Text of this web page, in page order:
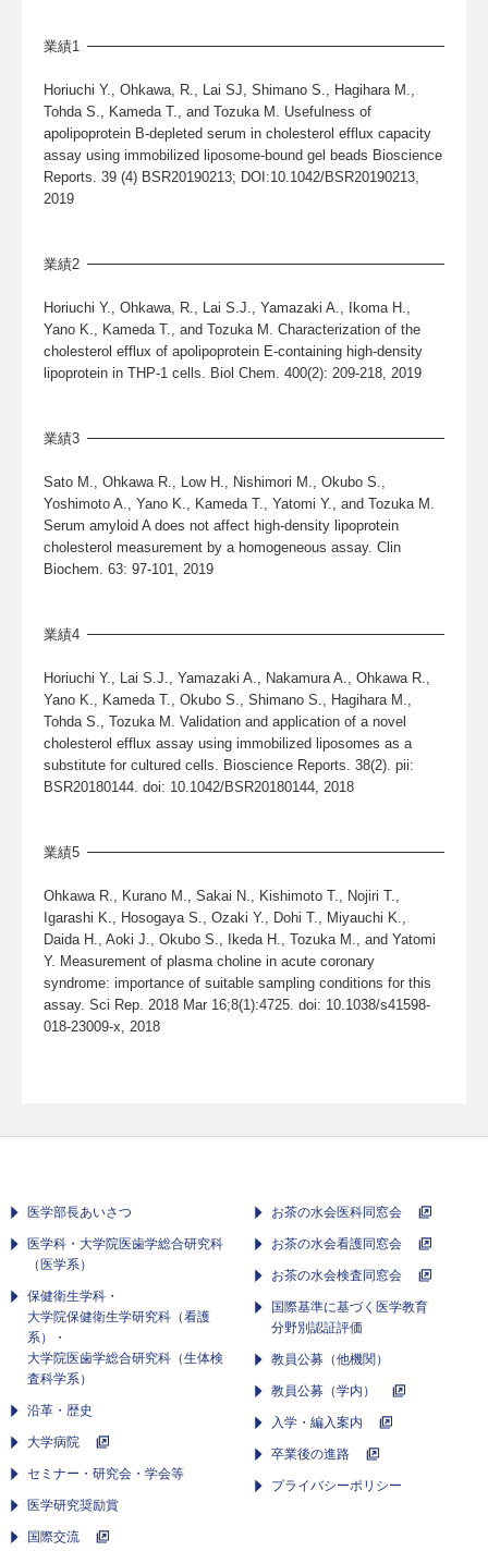
業績1
Horiuchi Y., Ohkawa, R., Lai SJ, Shimano S., Hagihara M.,
Tohda S., Kameda T., and Tozuka M. Usefulness of
apolipoprotein B-depleted serum in cholesterol efflux capacity
assay using immobilized liposome-bound gel beads Bioscience
Reports. 39 (4) BSR20190213; DOI:10.1042/BSR20190213,
2019
業績2
Horiuchi Y., Ohkawa, R., Lai S.J., Yamazaki A., Ikoma H.,
Yano K., Kameda T., and Tozuka M. Characterization of the
cholesterol efflux of apolipoprotein E-containing high-density
lipoprotein in THP-1 cells. Biol Chem. 400(2): 209-218, 2019
業績3
Sato M., Ohkawa R., Low H., Nishimori M., Okubo S.,
Yoshimoto A., Yano K., Kameda T., Yatomi Y., and Tozuka M.
Serum amyloid A does not affect high-density lipoprotein
cholesterol measurement by a homogeneous assay. Clin
Biochem. 63: 97-101, 2019
業績4
Horiuchi Y., Lai S.J., Yamazaki A., Nakamura A., Ohkawa R.,
Yano K., Kameda T., Okubo S., Shimano S., Hagihara M.,
Tohda S., Tozuka M. Validation and application of a novel
cholesterol efflux assay using immobilized liposomes as a
substitute for cultured cells. Bioscience Reports. 38(2). pii:
BSR20180144. doi: 10.1042/BSR20180144, 2018
業績5
Ohkawa R., Kurano M., Sakai N., Kishimoto T., Nojiri T.,
Igarashi K., Hosogaya S., Ozaki Y., Dohi T., Miyauchi K.,
Daida H., Aoki J., Okubo S., Ikeda H., Tozuka M., and Yatomi
Y. Measurement of plasma choline in acute coronary
syndrome: importance of suitable sampling conditions for this
assay. Sci Rep. 2018 Mar 16;8(1):4725. doi: 10.1038/s41598-
018-23009-x, 2018
医学部長あいさつ
医学科・大学院医歯学総合研究科
（医学系）
保健衛生学科・
大学院保健衛生学研究科（看護
系）・
大学院医歯学総合研究科（生体検
査科学系）
沿革・歴史
大学病院
セミナー・研究会・学会等
医学研究奨励賞
国際交流
お茶の水会医科同窓会
お茶の水会看護同窓会
お茶の水会検査同窓会
国際基準に基づく医学教育
分野別認証評価
教員公募（他機関）
教員公募（学内）
入学・編入案内
卒業後の進路
プライバシーポリシー